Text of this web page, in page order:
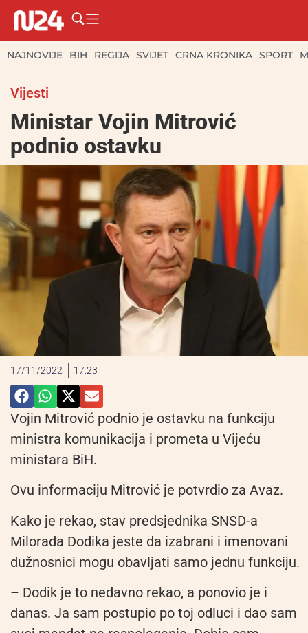
NAJNOVIJE BIH REGIJA SVIJET CRNA KRONIKA SPORT
Vijesti
Ministar Vojin Mitrović
podnio ostavku
17/11/2022 17:23
Vojin Mitrović podnio je ostavku na funkciju
ministra komunikacija i prometa u Vijeću
ministara BiH.
Ovu informaciju Mitrović je potvrdio za Avaz.
Kako je rekao, stav predsjednika SNSD-a
Milorada Dodika jeste da izabrani i imenovani
dužnosnici mogu obavljati samo jednu funkciju.
– Dodik je to nedavno rekao, a ponovio je i
danas. Ja sam postupio po toj odluci i dao sam